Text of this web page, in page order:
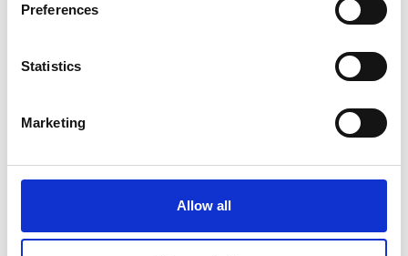
Preferences
Statistics
Marketing
Allow all